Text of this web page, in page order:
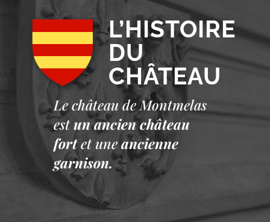
L’HISTOIRE
DU
CHÂTEAU
Le château de Montmelas
est un ancien château
fort et une ancienne
garnison.